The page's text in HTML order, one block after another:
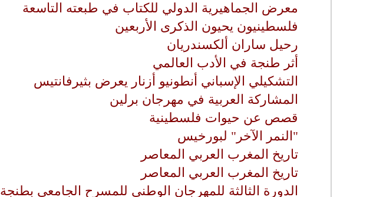
معرض الجماهيرية الدولي للكتاب في طبعته التاسعة
فلسطينيون يحيون الذكرى الأربعين
رحيل ساران ألكسندريان
أثر طنجة في الأدب العالمي
التشكيلي الإسباني أنطونيو أزنار يعرض بثيرفانتيس
المشاركة العربية في مهرجان برلين
قصص عن حيوات فلسطينية
"النمر الآخر" لبورخيس
تاريخ المغرب العربي المعاصر
تاريخ المغرب العربي المعاصر
الدورة الثالثة للمهرجان الوطني للمسرح الجامعي بطنجة